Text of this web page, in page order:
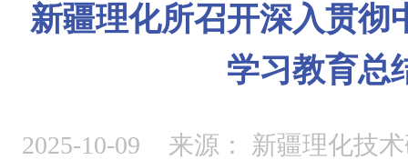
新疆理化所召开深入贯彻
学习教育总
2025-10-09 来源： 新疆理化技